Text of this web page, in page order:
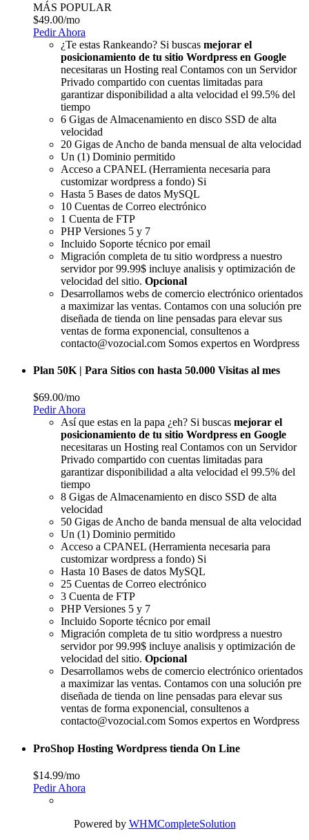
MÁS POPULAR
$49.00/mo
Pedir Ahora
¿Te estas Rankeando? Si buscas mejorar el
posicionamiento de tu sitio Wordpress en Google
necesitaras un Hosting real Contamos con un Servidor
Privado compartido con cuentas limitadas para
garantizar disponibilidad a alta velocidad el 99.5% del
tiempo
6 Gigas de Almacenamiento en disco SSD de alta
velocidad
20 Gigas de Ancho de banda mensual de alta velocidad
Un (1) Dominio permitido
Acceso a CPANEL (Herramienta necesaria para
customizar wordpress a fondo) Si
Hasta 5 Bases de datos MySQL
10 Cuentas de Correo electrónico
1 Cuenta de FTP
PHP Versiones 5 y 7
Incluido Soporte técnico por email
Migración completa de tu sitio wordpress a nuestro
servidor por 99.99$ incluye analisis y optimización de
velocidad del sitio. Opcional
Desarrollamos webs de comercio electrónico orientados
a maximizar las ventas. Contamos con una solución pre
diseñada de tienda on line pensadas para elevar sus
ventas de forma exponencial, consultenos a
contacto@vozocial.com Somos expertos en Wordpress
Plan 50K | Para Sitios con hasta 50.000 Visitas al mes
$69.00/mo
Pedir Ahora
Así que estas en la papa ¿eh? Si buscas mejorar el
posicionamiento de tu sitio Wordpress en Google
necesitaras un Hosting real Contamos con un Servidor
Privado compartido con cuentas limitadas para
garantizar disponibilidad a alta velocidad el 99.5% del
tiempo
8 Gigas de Almacenamiento en disco SSD de alta
velocidad
50 Gigas de Ancho de banda mensual de alta velocidad
Un (1) Dominio permitido
Acceso a CPANEL (Herramienta necesaria para
customizar wordpress a fondo) Si
Hasta 10 Bases de datos MySQL
25 Cuentas de Correo electrónico
3 Cuenta de FTP
PHP Versiones 5 y 7
Incluido Soporte técnico por email
Migración completa de tu sitio wordpress a nuestro
servidor por 99.99$ incluye analisis y optimización de
velocidad del sitio. Opcional
Desarrollamos webs de comercio electrónico orientados
a maximizar las ventas. Contamos con una solución pre
diseñada de tienda on line pensadas para elevar sus
ventas de forma exponencial, consultenos a
contacto@vozocial.com Somos expertos en Wordpress
ProShop Hosting Wordpress tienda On Line
$14.99/mo
Pedir Ahora
Powered by WHMCompleteSolution